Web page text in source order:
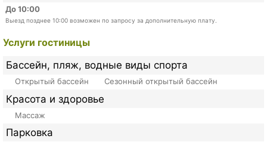
До 10:00
Выезд позднее 10:00 возможен по запросу за дополнительную плату.
Услуги гостиницы
Бассейн, пляж, водные виды спорта
Открытый бассейн Сезонный открытый бассейн
Красота и здоровье
Массаж
Парковка